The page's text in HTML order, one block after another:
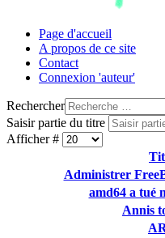
Page d'accueil
A propos de ce site
Contact
Connexion 'auteur'
Rechercher
Saisir partie du titre
Afficher #
Administrer
amd64 a tué
Annis